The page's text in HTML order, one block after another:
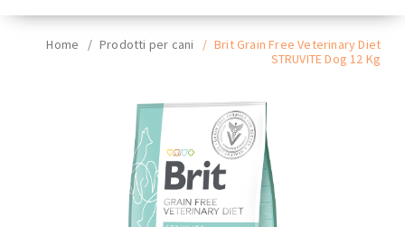
Home / Prodotti per cani / Brit Grain Free Veterinary Diet
STRUVITE Dog 12 Kg